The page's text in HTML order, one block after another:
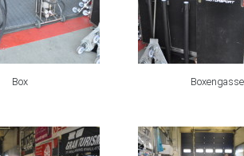
Box Boxengasse